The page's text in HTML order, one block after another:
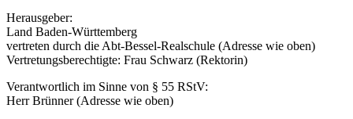
Herausgeber:
Land Baden-Württemberg
vertreten durch die Abt-Bessel-Realschule (Adresse wie oben)
Vertretungsberechtigte: Frau Schwarz (Rektorin)
Verantwortlich im Sinne von § 55 RStV:
Herr Brünner (Adresse wie oben)